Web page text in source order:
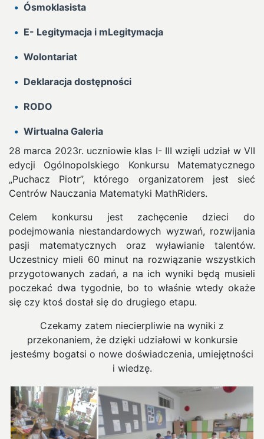
Ósmoklasista
E- Legitymacja i mLegitymacja
Wolontariat
Deklaracja dostępności
RODO
Wirtualna Galeria
28 marca 2023r. uczniowie klas I- III wzięli udział w VII
edycji Ogólnopolskiego Konkursu Matematycznego
„Puchacz Piotr”, którego organizatorem jest sieć
Centrów Nauczania Matematyki MathRiders.
Celem konkursu jest zachęcenie dzieci do
podejmowania niestandardowych wyzwań, rozwijania
pasji matematycznych oraz wyławianie talentów.
Uczestnicy mieli 60 minut na rozwiązanie wszystkich
przygotowanych zadań, a na ich wyniki będą musieli
poczekać dwa tygodnie, bo to właśnie wtedy okaże
się czy ktoś dostał się do drugiego etapu.
Czekamy zatem niecierpliwie na wyniki z
przekonaniem, że dzięki udziałowi w konkursie
jesteśmy bogatsi o nowe doświadczenia, umiejętności
i wiedzę.